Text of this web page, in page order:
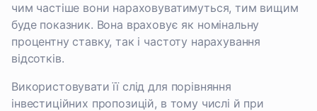
чим частіше вони нараховуватимуться, тим вищим
буде показник. Вона враховує як номінальну
процентну ставку, так і частоту нарахування
відсотків.
Використовувати її слід для порівняння
інвестиційних пропозицій, в тому числі й при